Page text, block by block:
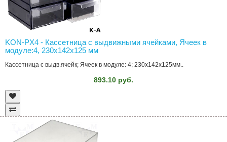
KON-PX4 - Кассетница с выдвижными ячейками, Ячеек в
модуле:4, 230x142x125 мм
Кассетница с выдв.ячейк; Ячеек в модуле: 4; 230x142x125мм..
893.10 руб.